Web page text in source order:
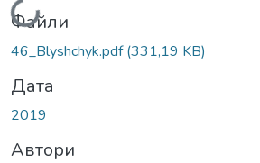
Вантажиться...
Файли
46_Blyshchyk.pdf(331,19 KB)
Дата
2019
Автори